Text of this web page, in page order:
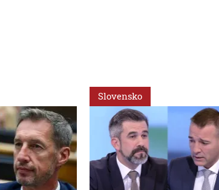
Slovensko